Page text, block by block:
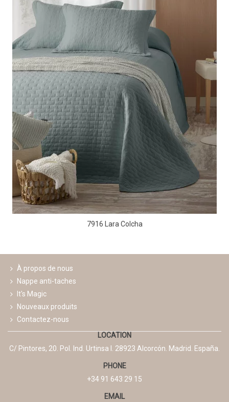
7916 Lara Colcha
À propos de nous
Nappe anti-taches
It's Magic
Nouveaux produits
Contactez-nous
LOCATION
C/ Pintores, 20. Pol. Ind. Urtinsa I. 28923 Alcorcón. Madrid. España.
PHONE
+34 91 643 29 15
EMAIL